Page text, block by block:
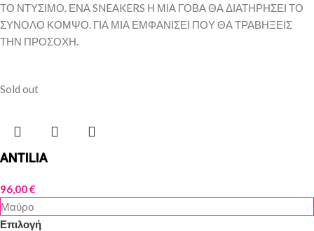
ΤΟ ΝΤΥΣΙΜΟ. ΕΝΑ SNEAKERS Η ΜΙΑ ΓΟΒΑ ΘΑ ΔΙΑΤΗΡΗΣΕΙ ΤΟ
ΣΥΝΟΛΟ ΚΟΜΨΟ. ΓΙΑ ΜΙΑ ΕΜΦΑΝΙΣΕΙ ΠΟΥ ΘΑ ΤΡΑΒΗΞΕΙΣ
ΤΗΝ ΠΡΟΣΟΧΗ.
Sold out
ANTILIA
96,00€
Μαύρο
Επιλογή